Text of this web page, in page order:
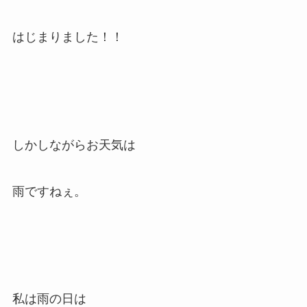
はじまりました！！
しかしながらお天気は
雨ですねぇ。
私は雨の日は